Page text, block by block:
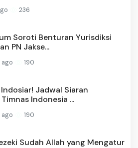
236
Soroti Benturan Yurisdiksi
PN Jakse...
190
Jadwal Siaran
Indonesia ...
190
Sudah Allah yang Mengatur